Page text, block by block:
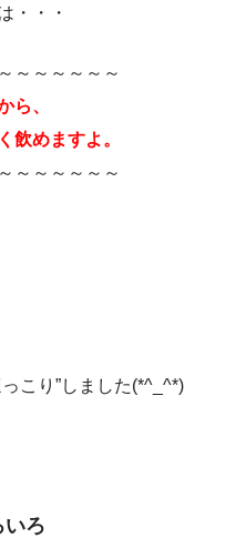
・・・
～～～～～～
ら、
飲めますよ。
～～～～～～
こり”しました(*^_^*)
いろ